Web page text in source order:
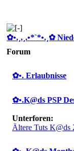
✿ •.¸.¸.•*`*•.¸✿
Forum
✿ •. Erlaubnisse
✿ •.K@ds PSP
Unterforen:
Ältere Tuts K@ds